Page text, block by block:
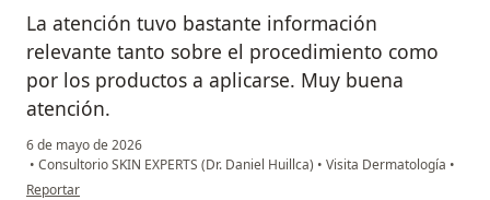
La atención tuvo bastante información
relevante tanto sobre el procedimiento como
por los productos a aplicarse. Muy buena
atención.
6 de mayo de 2026
• Consultorio SKIN EXPERTS (Dr. Daniel Huillca) • Visita Dermatología •
en opinión del usuario F.A.
Reportar